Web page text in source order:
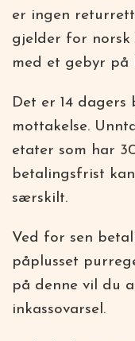
er ingen
gjelder for norsk
med et gebyr på
Det er 14
mottakelse.
etater som har
betalingsfrist
særskilt.
Ved for sen
påplusset
på denne vil du
inkassovarsel.